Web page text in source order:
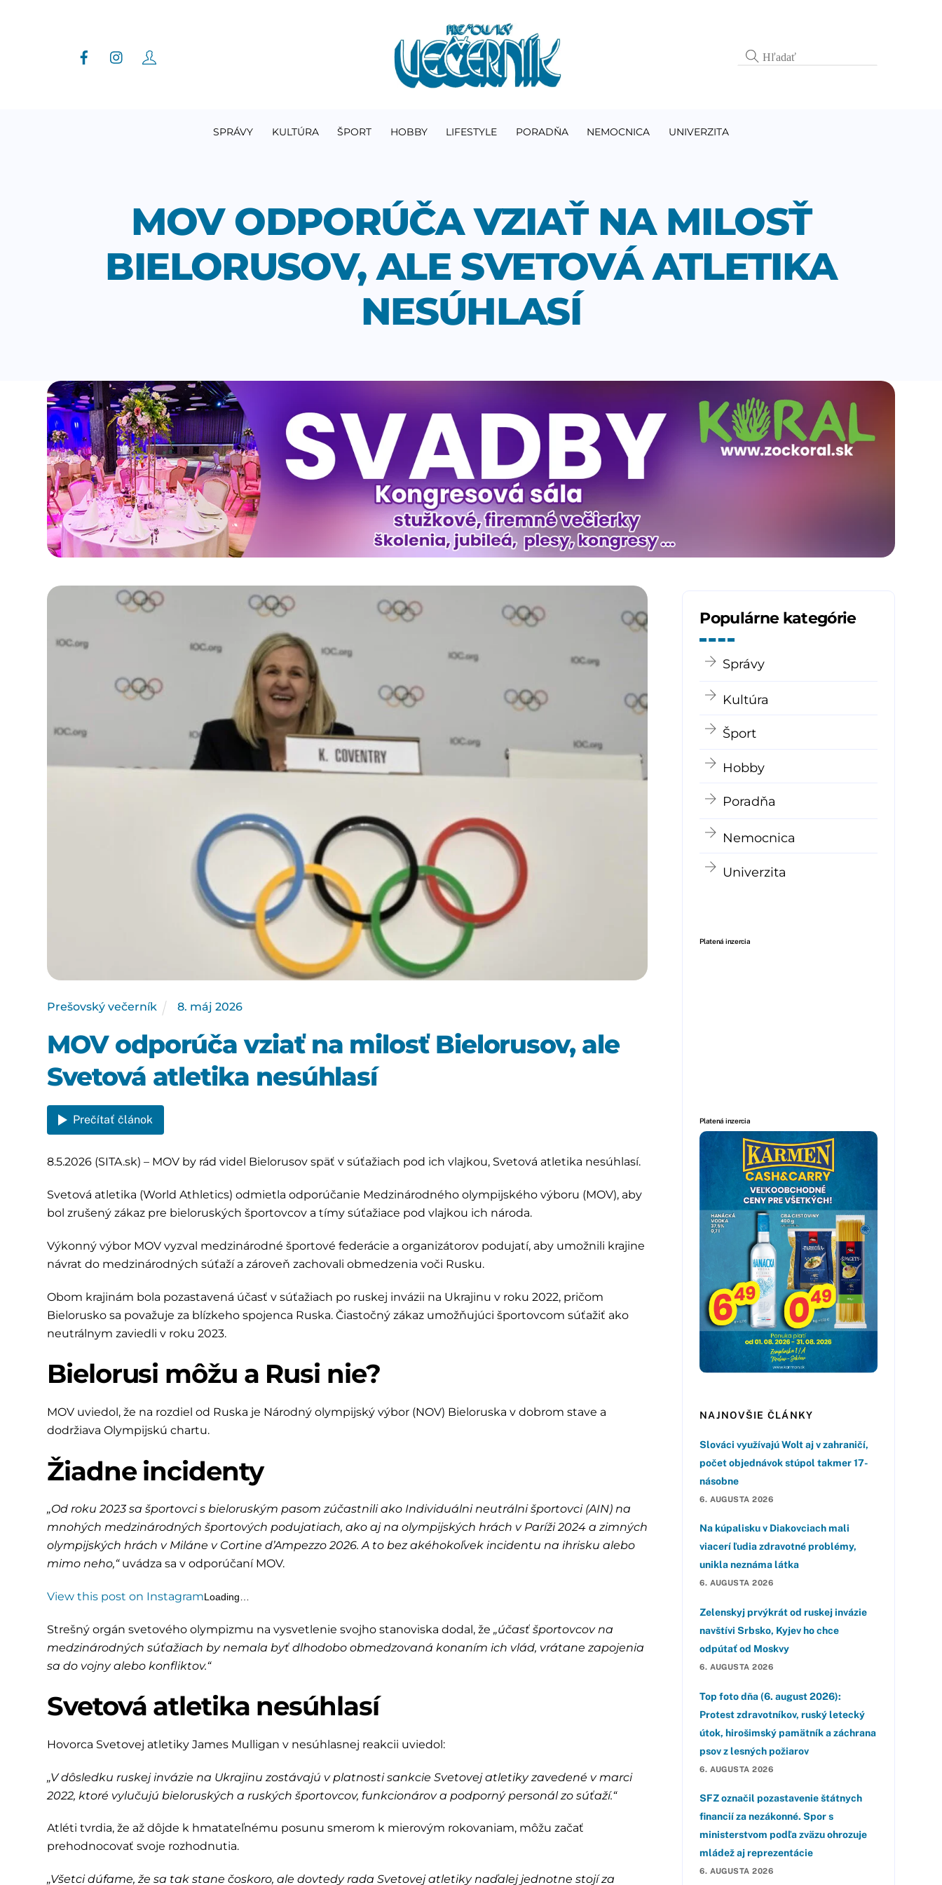
SPRÁVY KULTÚRA ŠPORT HOBBY LIFESTYLE PORADŇA NEMOCNICA UNIVERZITA
MOV ODPORÚČA VZIAŤ NA MILOSŤ
BIELORUSOV, ALE SVETOVÁ ATLETIKA
NESÚHLASÍ
Prešovský večerník 8. máj 2026
MOV odporúča vziať na milosť Bielorusov, ale
Svetová atletika nesúhlasí
Prečítať článok
8.5.2026 (SITA.sk) – MOV by rád videl Bielorusov späť v súťažiach pod ich vlajkou, Svetová atletika nesúhlasí.
Svetová atletika (World Athletics) odmietla odporúčanie Medzinárodného olympijského výboru (MOV), aby
bol zrušený zákaz pre bieloruských športovcov a tímy súťažiace pod vlajkou ich národa.
Výkonný výbor MOV vyzval medzinárodné športové federácie a organizátorov podujatí, aby umožnili krajine
návrat do medzinárodných súťaží a zároveň zachovali obmedzenia voči Rusku.
Obom krajinám bola pozastavená účasť v súťažiach po ruskej invázii na Ukrajinu v roku 2022, pričom
Bielorusko sa považuje za blízkeho spojenca Ruska. Čiastočný zákaz umožňujúci športovcom súťažiť ako
neutrálnym zaviedli v roku 2023.
Bielorusi môžu a Rusi nie?
MOV uviedol, že na rozdiel od Ruska je Národný olympijský výbor (NOV) Bieloruska v dobrom stave a
dodržiava Olympijskú chartu.
Žiadne incidenty
„Od roku 2023 sa športovci s bieloruským pasom zúčastnili ako Individuálni neutrálni športovci (AIN) na
mnohých medzinárodných športových podujatiach, ako aj na olympijských hrách v Paríži 2024 a zimných
olympijských hrách v Miláne v Cortine d’Ampezzo 2026. A to bez akéhokoľvek incidentu na ihrisku alebo
mimo neho,“uvádza sa v odporúčaní MOV.
View this post on InstagramLoading…
Strešný orgán svetového olympizmu na vysvetlenie svojho stanoviska dodal, že „účasť športovcov na
medzinárodných súťažiach by nemala byť dlhodobo obmedzovaná konaním ich vlád, vrátane zapojenia
sa do vojny alebo konfliktov.“
Svetová atletika nesúhlasí
Hovorca Svetovej atletiky James Mulligan v nesúhlasnej reakcii uviedol:
„V dôsledku ruskej invázie na Ukrajinu zostávajú v platnosti sankcie Svetovej atletiky zavedené v marci
2022, ktoré vylučujú bieloruských a ruských športovcov, funkcionárov a podporný personál zo súťaží.“
Atléti tvrdia, že až dôjde k hmatateľnému posunu smerom k mierovým rokovaniam, môžu začať
prehodnocovať svoje rozhodnutia.
„Všetci dúfame, že sa tak stane čoskoro, ale dovtedy rada Svetovej atletiky naďalej jednotne stojí za
Populárne kategórie
Správy
Kultúra
Šport
Hobby
Poradňa
Nemocnica
Univerzita
Platená inzercia
Platená inzercia
NAJNOVŠIE ČLÁNKY
Slováci využívajú Wolt aj v zahraničí,
počet objednávok stúpol takmer 17-
násobne
6. AUGUSTA 2026
Na kúpalisku v Diakovciach mali
viacerí ľudia zdravotné problémy,
unikla neznáma látka
6. AUGUSTA 2026
Zelenskyj prvýkrát od ruskej invázie
navštívi Srbsko, Kyjev ho chce
odpútať od Moskvy
6. AUGUSTA 2026
Top foto dňa (6. august 2026):
Protest zdravotníkov, ruský letecký
útok, hirošimský pamätník a záchrana
psov z lesných požiarov
6. AUGUSTA 2026
SFZ označil pozastavenie štátnych
financií za nezákonné. Spor s
ministerstvom podľa zväzu ohrozuje
mládež aj reprezentácie
6. AUGUSTA 2026